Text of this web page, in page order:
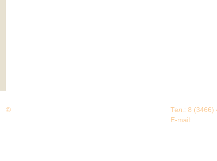
©
Тел.: 8 (3466)
E-mail: